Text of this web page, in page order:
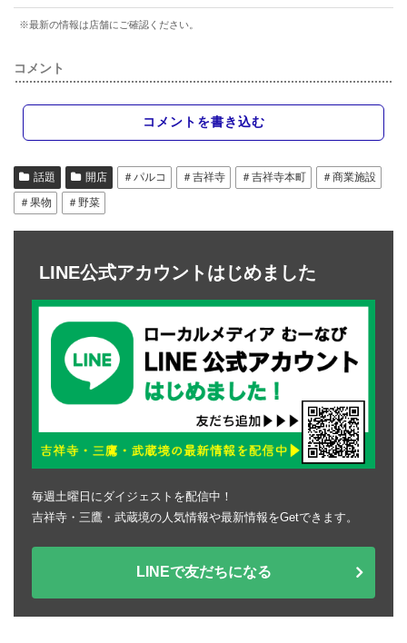
※最新の情報は店舗にご確認ください。
コメント
コメントを書き込む
話題 開店 ＃パルコ ＃吉祥寺 ＃吉祥寺本町
＃商業施設
＃果物
＃野菜
LINE公式アカウントはじめました
毎週土曜日にダイジェストを配信中！
吉祥寺・三鷹・武蔵境の人気情報や最新情報をGetできます。
LINEで友だちになる